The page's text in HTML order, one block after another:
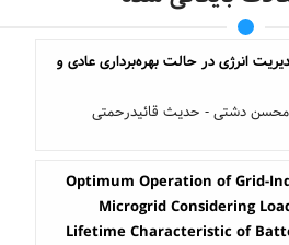
انرژی در حالت بهره‌برداری عادی و
محسن دشتی - حدیث قائیدرحمتی
Optimum Operation of Grid-
Microgrid Considering
Lifetime Characteristic of